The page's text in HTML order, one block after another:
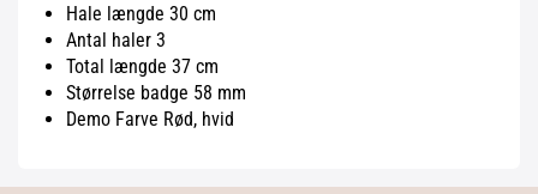
Hale længde 30 cm
Antal haler 3
Total længde 37 cm
Størrelse badge 58 mm
Demo Farve Rød, hvid